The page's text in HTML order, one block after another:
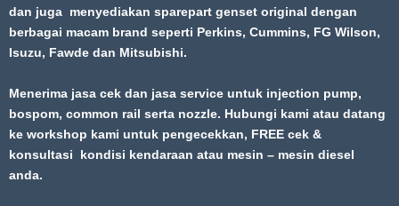
dan juga menyediakan sparepart genset original dengan
berbagai macam brand seperti Perkins, Cummins, FG Wilson,
Isuzu, Fawde dan Mitsubishi.
Menerima jasa cek dan jasa service untuk injection pump,
bospom, common rail serta nozzle. Hubungi kami atau datang
ke workshop kami untuk pengecekkan, FREE cek &
konsultasi kondisi kendaraan atau mesin – mesin diesel
anda.